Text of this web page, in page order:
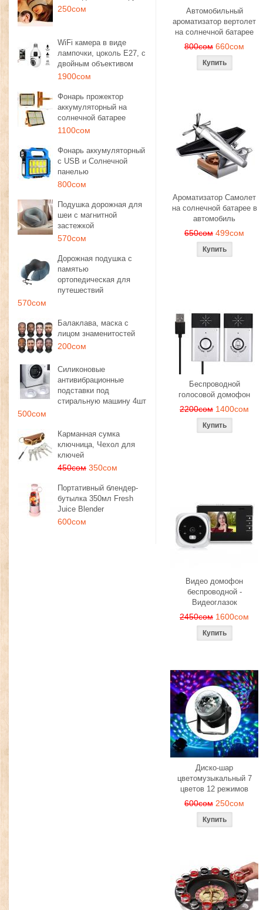
250сом
WiFi камера в виде
лампочки, цоколь E27, с
двойным объективом
1900сом
Фонарь прожектор
аккумуляторный на
солнечной батарее
1100сом
Фонарь аккумуляторный
с USB и Солнечной
панелью
800сом
Подушка дорожная для
шеи с магнитной
застежкой
570сом
Дорожная подушка с
памятью
ортопедическая для
путешествий
570сом
Балаклава, маска с
лицом знаменитостей
200сом
Силиконовые
антивибрационные
подставки под
стиральную машину 4шт
500сом
Карманная сумка
ключница, Чехол для
ключей
450сом 350сом
Портативный блендер-
бутылка 350мл Fresh
Juice Blender
600сом
Автомобильный
ароматизатор вертолет
на солнечной батарее
800сом 660сом
Ароматизатор Самолет
на солнечной батарее в
автомобиль
650сом 499сом
Беспроводной
голосовой домофон
2200сом 1400сом
Видео домофон
беспроводной -
Видеоглазок
2450сом 1600сом
Диско-шар
цветомузыкальный 7
цветов 12 режимов
600сом 250сом